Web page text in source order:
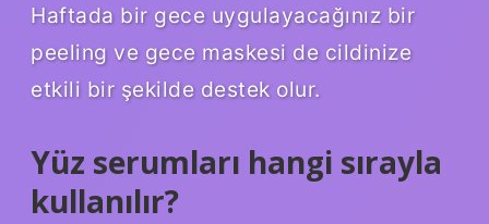
Haftada bir gece uygulayacağınız bir
peeling ve gece maskesi de cildinize
etkili bir şekilde destek olur.
Yüz serumları hangi sırayla
kullanılır?